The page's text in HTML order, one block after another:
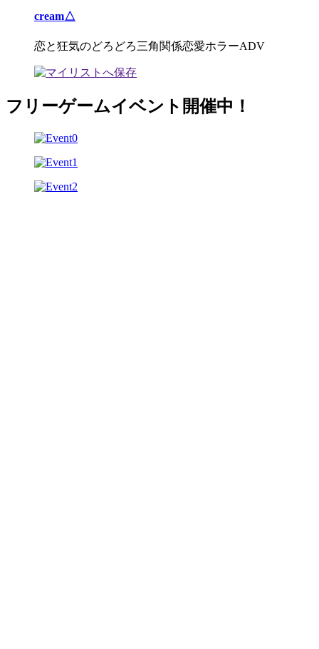
cream△
恋と狂気のどろどろ三角関係恋愛ホラーADV
フリーゲームイベント開催中！